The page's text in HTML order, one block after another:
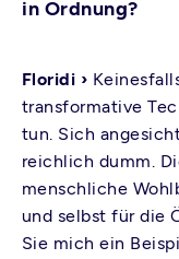
in Ordnung?
Floridi ›
transformative
tun. Sich
reichlich dumm.
menschliche
und selbst für die
Sie mich ein